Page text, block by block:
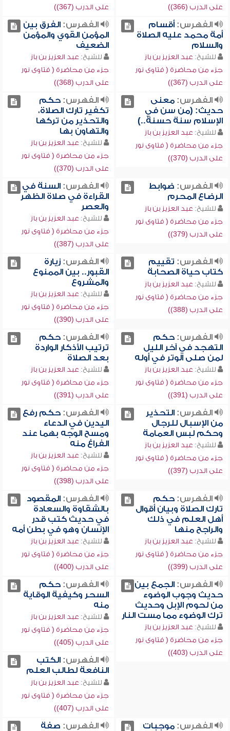
على الدرب (366))
على الدرب (367))
الفهرس:أقسام
أمة محمد عليه الصلاة
والسلام
للشيخ: عبد العزيز بن باز
جزء من محاضرة ( فتاوى نور
على الدرب (367))
الفهرس:الفرق بين
المؤمن القوي والمؤمن
الضعيف
للشيخ: عبد العزيز بن باز
جزء من محاضرة ( فتاوى نور
على الدرب (368))
الفهرس:معنى
حديث: (من سن في
الإسلام سنة حسنة..)
للشيخ: عبد العزيز بن باز
جزء من محاضرة ( فتاوى نور
على الدرب (370))
الفهرس:حكم
تكفير تارك الصلاة،
والتحذير من تركها
والتهاون بها
للشيخ: عبد العزيز بن باز
جزء من محاضرة ( فتاوى نور
على الدرب (370))
الفهرس: ضوابط
الرضاع المحرم
للشيخ: عبد العزيز بن باز
جزء من محاضرة ( فتاوى نور
على الدرب (379))
الفهرس:السنة في
القراءة في صلاة الظهر
والعصر
للشيخ: عبد العزيز بن باز
جزء من محاضرة ( فتاوى نور
على الدرب (387))
الفهرس: تقييم
كتاب حياة الصحابة
للشيخ: عبد العزيز بن باز
جزء من محاضرة ( فتاوى نور
على الدرب (388))
الفهرس:زيارة
القبور.. بين الممنوع
والمشروع
للشيخ: عبد العزيز بن باز
جزء من محاضرة ( فتاوى نور
على الدرب (390))
الفهرس:حكم
التهجد في آخر الليل
لمن صلى الوتر في أوله
للشيخ: عبد العزيز بن باز
جزء من محاضرة ( فتاوى نور
على الدرب (391))
الفهرس:حكم
ترتيب الأذكار الواردة
بعد الصلاة
للشيخ: عبد العزيز بن باز
جزء من محاضرة ( فتاوى نور
على الدرب (391))
الفهرس:التحذير
من الإسبال للرجال
وحكم لبس العمامة
للشيخ: عبد العزيز بن باز
جزء من محاضرة ( فتاوى نور
على الدرب (397))
الفهرس:حكم رفع
اليدين في الدعاء
ومسح الوجه بهما عند
الفراغ منه
للشيخ: عبد العزيز بن باز
جزء من محاضرة ( فتاوى نور
على الدرب (398))
الفهرس:حكم
تارك الصلاة وبيان أقوال
أهل العلم في ذلك
والراجح منها
للشيخ: عبد العزيز بن باز
جزء من محاضرة ( فتاوى نور
على الدرب (399))
الفهرس:المقصود
بالشقاوة والسعادة
في حديث كتب قدر
الإنسان وهو في بطن أمه
للشيخ: عبد العزيز بن باز
جزء من محاضرة ( فتاوى نور
على الدرب (400))
الفهرس:الجمع بين
حديث وجوب الوضوء
من لحوم الإبل وحديث
ترك الوضوء مما مست النار
للشيخ: عبد العزيز بن باز
جزء من محاضرة ( فتاوى نور
على الدرب (403))
الفهرس:حكم
السحر وكيفية الوقاية
منه
للشيخ: عبد العزيز بن باز
جزء من محاضرة ( فتاوى نور
على الدرب (405))
الفهرس:الكتب
النافعة لطالب العلم
للشيخ: عبد العزيز بن باز
جزء من محاضرة ( فتاوى نور
على الدرب (407))
الفهرس:موجبات الفهرس: صفة